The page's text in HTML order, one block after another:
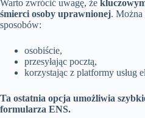
Warto zwrócić uwagę, że
śmierci osoby uprawnionej. Można
sposobów:
osobiście,
przesyłając pocztą,
korzystając z platformy usług
Ta ostatnia opcja umożliwia
formularza ENS.